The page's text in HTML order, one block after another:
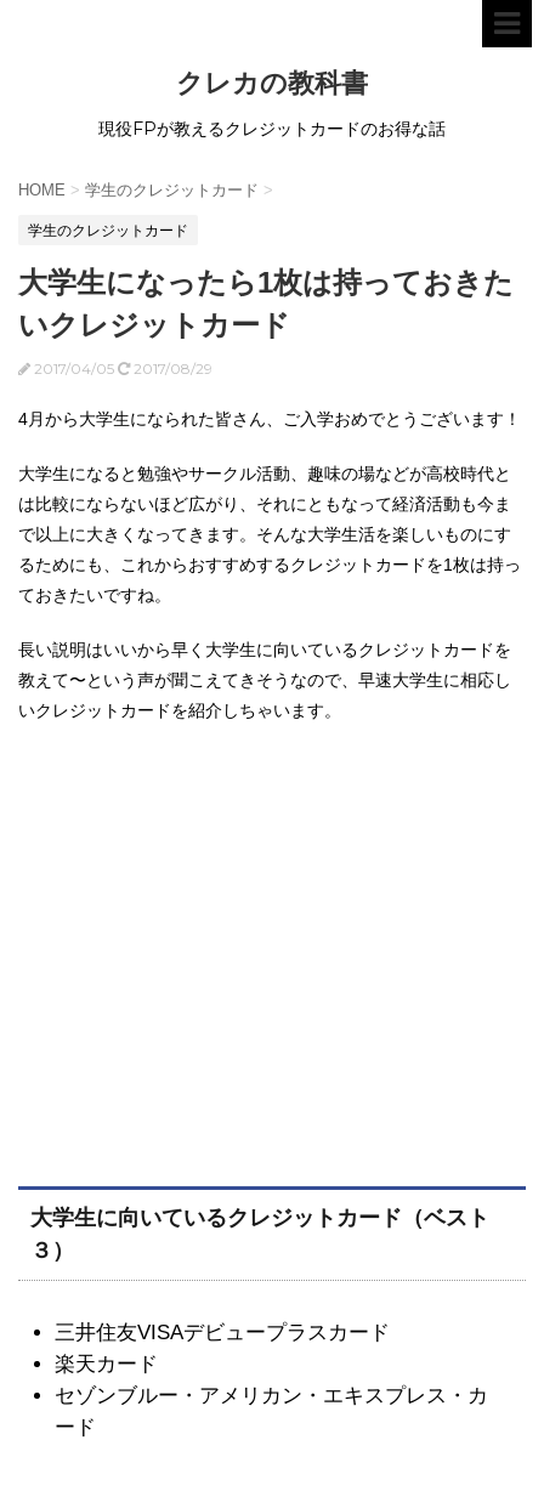
クレカの教科書
現役FPが教えるクレジットカードのお得な話
HOME > 学生のクレジットカード >
学生のクレジットカード
大学生になったら1枚は持っておきた
いクレジットカード
2017/04/05 2017/08/29
4月から大学生になられた皆さん、ご入学おめでとうございます！
大学生になると勉強やサークル活動、趣味の場などが高校時代と
は比較にならないほど広がり、それにともなって経済活動も今ま
で以上に大きくなってきます。そんな大学生活を楽しいものにす
るためにも、これからおすすめするクレジットカードを1枚は持っ
ておきたいですね。
長い説明はいいから早く大学生に向いているクレジットカードを
教えて〜という声が聞こえてきそうなので、早速大学生に相応し
いクレジットカードを紹介しちゃいます。
大学生に向いているクレジットカード（ベスト
３）
三井住友VISAデビュープラスカード
楽天カード
セゾンブルー・アメリカン・エキスプレス・カ
ード